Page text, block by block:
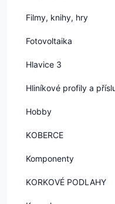
Filmy, knihy, hry
Fotovoltaika
Hlavice 3
Hliníkové profily a
Hobby
KOBERCE
Komponenty
KORKOVÉ PODLAHY